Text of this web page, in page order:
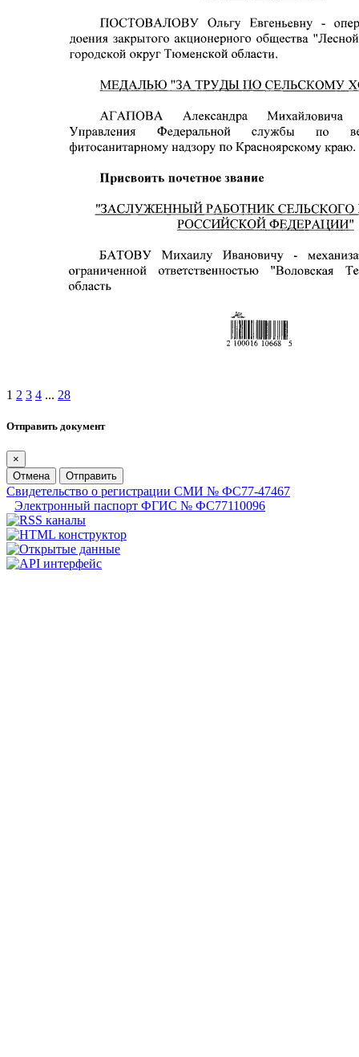
1 2 3 4 ... 28
Отправить документ
×
Отмена
Отправить
Свидетельство о регистрации СМИ № ФС77-47467
Электронный паспорт ФГИС № ФС77110096